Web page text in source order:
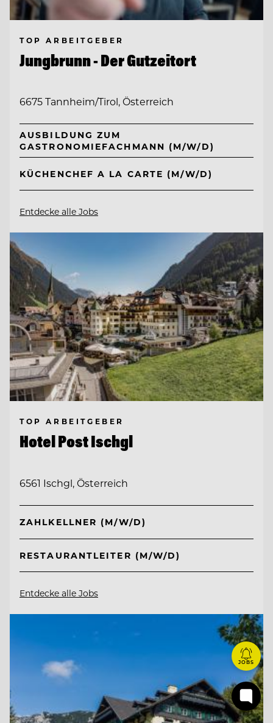
TOP ARBEITGEBER
Jungbrunn - Der Gutzeitort
6675 Tannheim/Tirol, Österreich
AUSBILDUNG ZUM
GASTRONOMIEFACHMANN (M/W/D)
KÜCHENCHEF A LA CARTE (M/W/D)
Entdecke alle Jobs
TOP ARBEITGEBER
Hotel Post Ischgl
6561 Ischgl, Österreich
ZAHLKELLNER (M/W/D)
RESTAURANTLEITER (M/W/D)
Entdecke alle Jobs
JOBS